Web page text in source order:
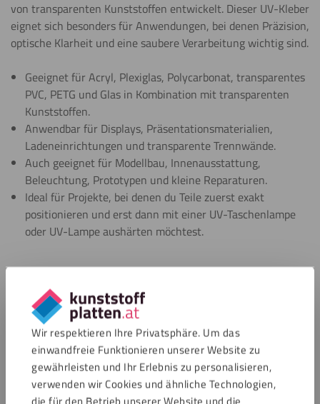
Wir respektieren Ihre Privatsphäre. Um das
einwandfreie Funktionieren unserer Website zu
gewährleisten und Ihr Erlebnis zu personalisieren,
verwenden wir Cookies und ähnliche Technologien,
von transparenten Kunststoffen entwickelt. Dieser UV-Kleber
eignet sich besonders für Anwendungen, bei denen Präzision,
optische Klarheit und eine saubere Verarbeitung wichtig sind.
Geeignet für Acryl, Plexiglas, Polycarbonat, transparentes
PVC, PETG und Glas in Kombination mit transparenten
Kunststoffen.
Anwendbar für Displays, Präsentationsmaterialien,
Ladeneinrichtungen und transparente Trennwände.
Auch geeignet für Modellbau, Innenausstattung,
Beleuchtung, Prototypen und kleine Reparaturen.
Ideal für Projekte, bei denen du Teile zuerst exakt
positionieren und erst dann mit einer UV-Taschenlampe
oder UV-Lampe aushärten möchtest.
Wie funktioniert UV-Kleber genau?
Brauche ich eine spezielle UV-Lampe oder kann ich
auch Tageslicht verwenden?